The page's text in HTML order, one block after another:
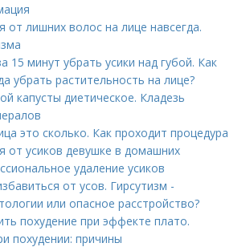
от лишних волос на лице навсегда.
15 минут убрать усики над губой. Как
убрать растительность на лице?
капусты диетическое. Кладезь
это сколько. Как проходит процедура
от усиков девушке в домашних
удаление усиков
от усов. Гирсутизм -
или опасное расстройство?
похудение при эффекте плато.
похудении: причины